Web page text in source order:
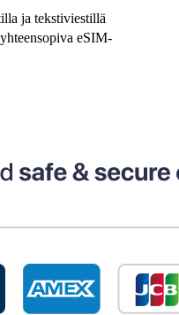
ja tekstiviestillä
eSIM-